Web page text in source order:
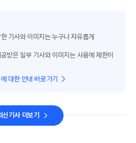
기사와 이미지는 누구나 자유롭게
받은 일부 기사와 이미지는 사용에 제한이
대한 안내 바로가기
신기사 더보기